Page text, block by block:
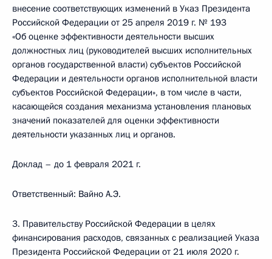
внесение соответствующих изменений в Указ Президента
Российской Федерации от 25 апреля 2019 г. № 193
«Об оценке эффективности деятельности высших
должностных лиц (руководителей высших исполнительных
органов государственной власти) субъектов Российской
Федерации и деятельности органов исполнительной власти
субъектов Российской Федерации», в том числе в части,
касающейся создания механизма установления плановых
значений показателей для оценки эффективности
деятельности указанных лиц и органов.
Доклад – до 1 февраля 2021 г.
Ответственный: Вайно А.Э.
3. Правительству Российской Федерации в целях
финансирования расходов, связанных с реализацией Указа
Президента Российской Федерации от 21 июля 2020 г.